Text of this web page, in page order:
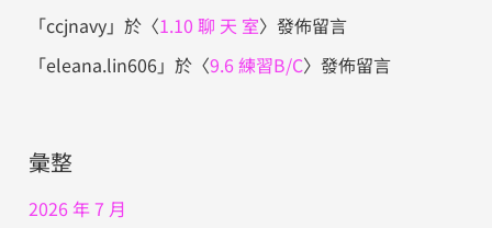
「ccjnavy」於〈1.10 聊 天 室〉發佈留言
「eleana.lin606」於〈9.6 練習B/C〉發佈留言
彙整
2026 年 7 月